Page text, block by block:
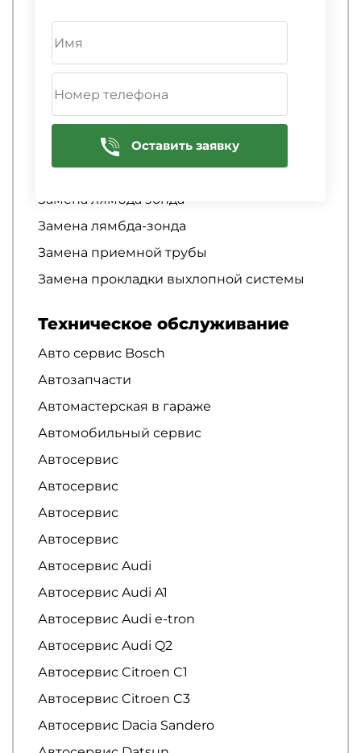
катализатора
Замена датчика температуры сажевого
фильтра
Замена и ремонт глушителя
Замена катализатора
Замена катализатора
Замена лямбда зонда
Замена лямбда-зонда
Замена приемной трубы
Замена прокладки выхлопной системы
Техническое обслуживание
Авто сервис Bosch
Автозапчасти
Автомастерская в гараже
Автомобильный сервис
Автосервис
Автосервис
Автосервис
Автосервис
Автосервис Audi
Автосервис Audi A1
Автосервис Audi e-tron
Автосервис Audi Q2
Автосервис Citroen C1
Автосервис Citroen C3
Автосервис Dacia Sandero
Оставить заявку